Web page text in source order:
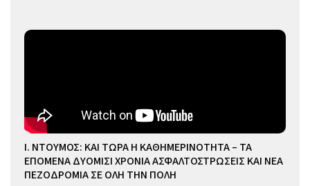
Ι. ΝΤΟΥΜΟΣ: ΚΑΙ ΤΩΡΑ Η ΚΑΘΗΜΕΡΙΝΟΤΗΤΑ – ΤΑ
ΕΠΟΜΕΝΑ ΔΥΟΜΙΣΙ ΧΡΟΝΙΑ ΑΣΦΑΛΤΟΣΤΡΩΣΕΙΣ ΚΑΙ ΝΕΑ
ΠΕΖΟΔΡΟΜΙΑ ΣΕ ΟΛΗ ΤΗΝ ΠΟΛΗ